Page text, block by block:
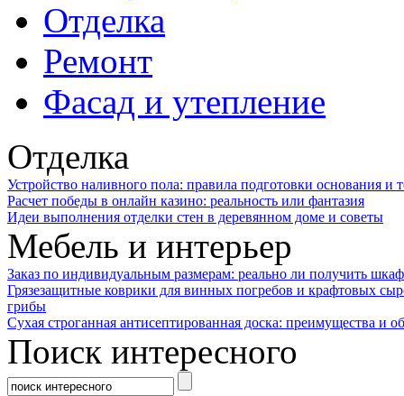
Отделка
Ремонт
Фасад и утепление
Отделка
Устройство наливного пола: правила подготовки основания и
Расчет победы в онлайн казино: реальность или фантазия
Идеи выполнения отделки стен в деревянном доме и советы
Мебель и интерьер
Заказ по индивидуальным размерам: реально ли получить
Грязезащитные коврики для винных погребов и крафтовых
грибы
Сухая строганная антисептированная доска: преимущества и
Поиск интересного